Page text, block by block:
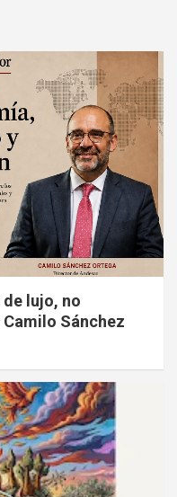
de lujo, no
Camilo Sánchez